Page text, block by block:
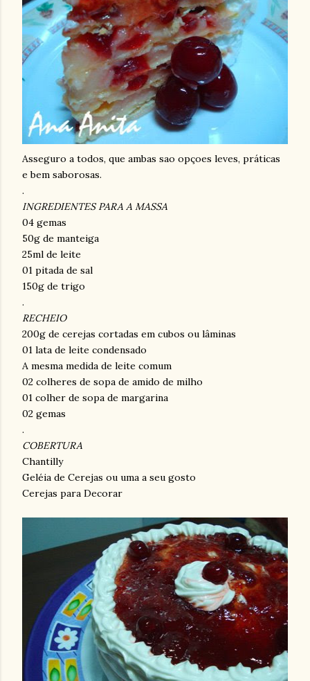
Asseguro a todos, que ambas sao opçoes leves, práticas
e bem saborosas.
.
INGREDIENTES PARA A MASSA
04 gemas
50g de manteiga
25ml de leite
01 pitada de sal
150g de trigo
.
RECHEIO
200g de cerejas cortadas em cubos ou lâminas
01 lata de leite condensado
A mesma medida de leite comum
02 colheres de sopa de amido de milho
01 colher de sopa de margarina
02 gemas
.
COBERTURA
Chantilly
Geléia de Cerejas ou uma a seu gosto
Cerejas para Decorar